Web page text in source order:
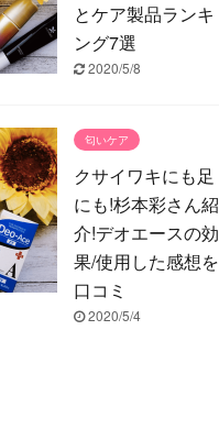
とケア製品ランキ
ング7選
2020/5/8
匂いケア
クサイワキにも足
にも!杉本彩さん紹
介!デオエースの効
果/使用した感想を
口コミ
2020/5/4